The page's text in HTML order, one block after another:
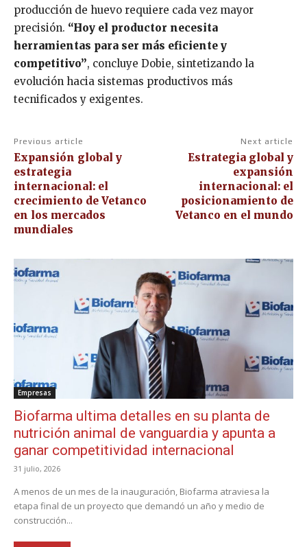
producción de huevo requiere cada vez mayor
precisión. “Hoy el productor necesita
herramientas para ser más eficiente y
competitivo”, concluye Dobie, sintetizando la
evolución hacia sistemas productivos más
tecnificados y exigentes.
Previous article
Expansión global y
estrategia
internacional: el
crecimiento de Vetanco
en los mercados
mundiales
Next article
Estrategia global y
expansión
internacional: el
posicionamiento de
Vetanco en el mundo
Empresas
Biofarma ultima detalles en su planta de
nutrición animal de vanguardia y apunta a
ganar competitividad internacional
31 julio, 2026
A menos de un mes de la inauguración, Biofarma atraviesa la
etapa final de un proyecto que demandó un año y medio de
construcción...